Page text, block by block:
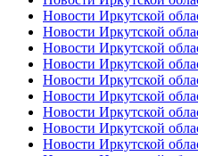
Новости Иркутской
Новости Иркутской
Новости Иркутской
Новости Иркутской
Новости Иркутской
Новости Иркутской
Новости Иркутской
Новости Иркутской
Новости Иркутской